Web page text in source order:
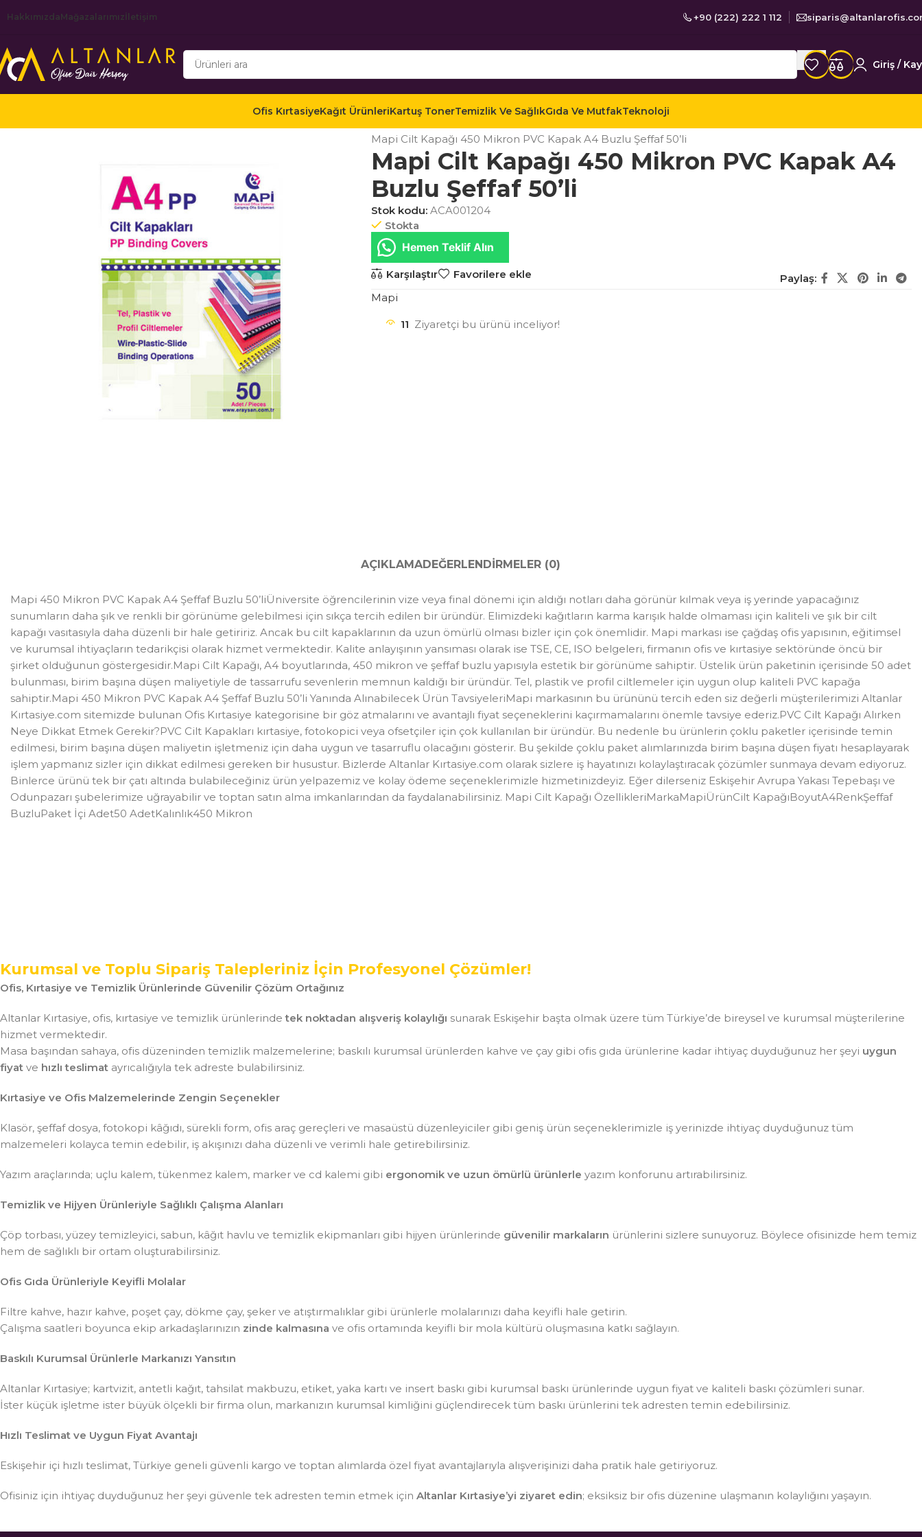
HakkımızdaMağazalarımız İletişim +90 (222) 222 1 112
Giriş /
Ofis KırtasiyeKağıt ÜrünleriKartuş TonerTemizlik Ve SağlıkGıda Ve MutfakTeknoloji
Mapi Cilt Kapağı 450 Mikron PVC Kapak A4 Buzlu Şeffaf 50’li
Mapi Cilt Kapağı 450 Mikron PVC Kapak A4
Buzlu Şeffaf 50’li
Stok kodu: ACA001204
Stokta
Hemen Teklif Alın
Karşılaştır Favorilere ekle
Paylaş:
Mapi
11 Ziyaretçi bu ürünü inceliyor!
AÇIKLAMADEĞERLENDIRMELER (0)
Mapi 450 Mikron PVC Kapak A4 Şeffaf Buzlu 50’liÜniversite öğrencilerinin vize veya final dönemi için aldığı notları daha görünür kılmak veya iş yerinde yapacağınız
sunumların daha şık ve renkli bir görünüme gelebilmesi için sıkça tercih edilen bir üründür. Elimizdeki kağıtların karma karışık halde olmaması için kaliteli ve şık bir cilt
kapağı vasıtasıyla daha düzenli bir hale getiririz. Ancak bu cilt kapaklarının da uzun ömürlü olması bizler için çok önemlidir. Mapi markası ise çağdaş ofis yapısının, eğitimsel
ve kurumsal ihtiyaçların tedarikçisi olarak hizmet vermektedir. Kalite anlayışının yansıması olarak ise TSE, CE, ISO belgeleri, firmanın ofis ve kırtasiye sektöründe öncü bir
şirket olduğunun göstergesidir.Mapi Cilt Kapağı, A4 boyutlarında, 450 mikron ve şeffaf buzlu yapısıyla estetik bir görünüme sahiptir. Üstelik ürün paketinin içerisinde 50 adet
bulunması, birim başına düşen maliyetiyle de tassarrufu sevenlerin memnun kaldığı bir üründür. Tel, plastik ve profil ciltlemeler için uygun olup kaliteli PVC kapağa
sahiptir.Mapi 450 Mikron PVC Kapak A4 Şeffaf Buzlu 50’li Yanında Alınabilecek Ürün TavsiyeleriMapi markasının bu ürününü tercih eden siz değerli müşterilerimizi Altanlar
Kırtasiye.com sitemizde bulunan Ofis Kırtasiye kategorisine bir göz atmalarını ve avantajlı fiyat seçeneklerini kaçırmamalarını önemle tavsiye ederiz.PVC Cilt Kapağı Alırken
Neye Dikkat Etmek Gerekir?PVC Cilt Kapakları kırtasiye, fotokopici veya ofsetçiler için çok kullanılan bir üründür. Bu nedenle bu ürünlerin çoklu paketler içerisinde temin
edilmesi, birim başına düşen maliyetin işletmeniz için daha uygun ve tasarruflu olacağını gösterir. Bu şekilde çoklu paket alımlarınızda birim başına düşen fiyatı hesaplayarak
işlem yapmanız sizler için dikkat edilmesi gereken bir husustur. Bizlerde Altanlar Kırtasiye.com olarak sizlere iş hayatınızı kolaylaştıracak çözümler sunmaya devam ediyoruz.
Binlerce ürünü tek bir çatı altında bulabileceğiniz ürün yelpazemiz ve kolay ödeme seçeneklerimizle hizmetinizdeyiz. Eğer dilerseniz Eskişehir Avrupa Yakası Tepebaşı ve
Odunpazarı şubelerimize uğrayabilir ve toptan satın alma imkanlarından da faydalanabilirsiniz. Mapi Cilt Kapağı ÖzellikleriMarkaMapiÜrünCilt KapağıBoyutA4RenkŞeffaf
BuzluPaket İçi Adet50 AdetKalınlık450 Mikron
Kurumsal ve Toplu Sipariş Talepleriniz İçin Profesyonel Çözümler!
Ofis, Kırtasiye ve Temizlik Ürünlerinde Güvenilir Çözüm Ortağınız
Altanlar Kırtasiye, ofis, kırtasiye ve temizlik ürünlerindetek noktadan alışveriş kolaylığı sunarak Eskişehir başta olmak üzere tüm Türkiye’de bireysel ve kurumsal müşterilerine
hizmet vermektedir.
Masa başından sahaya, ofis düzeninden temizlik malzemelerine; baskılı kurumsal ürünlerden kahve ve çay gibi ofis gıda ürünlerine kadar ihtiyaç duyduğunuz her şeyi uygun
fiyat ve hızlı teslimat ayrıcalığıyla tek adreste bulabilirsiniz.
Kırtasiye ve Ofis Malzemelerinde Zengin Seçenekler
Klasör, şeffaf dosya, fotokopi kâğıdı, sürekli form, ofis araç gereçleri ve masaüstü düzenleyiciler gibi geniş ürün seçeneklerimizle iş yerinizde ihtiyaç duyduğunuz tüm
malzemeleri kolayca temin edebilir, iş akışınızı daha düzenli ve verimli hale getirebilirsiniz.
Yazım araçlarında; uçlu kalem, tükenmez kalem, marker ve cd kalemi gibi ergonomik ve uzun ömürlü ürünlerle yazım konforunu artırabilirsiniz.
Temizlik ve Hijyen Ürünleriyle Sağlıklı Çalışma Alanları
Çöp torbası, yüzey temizleyici, sabun, kâğıt havlu ve temizlik ekipmanları gibi hijyen ürünlerinde güvenilir markaların ürünlerini sizlere sunuyoruz. Böylece ofisinizde hem temiz
hem de sağlıklı bir ortam oluşturabilirsiniz.
Ofis Gıda Ürünleriyle Keyifli Molalar
Filtre kahve, hazır kahve, poşet çay, dökme çay, şeker ve atıştırmalıklar gibi ürünlerle molalarınızı daha keyifli hale getirin.
Çalışma saatleri boyunca ekip arkadaşlarınızın zinde kalmasına ve ofis ortamında keyifli bir mola kültürü oluşmasına katkı sağlayın.
Baskılı Kurumsal Ürünlerle Markanızı Yansıtın
Altanlar Kırtasiye; kartvizit, antetli kağıt, tahsilat makbuzu, etiket, yaka kartı ve insert baskı gibi kurumsal baskı ürünlerinde uygun fiyat ve kaliteli baskı çözümleri sunar.
İster küçük işletme ister büyük ölçekli bir firma olun, markanızın kurumsal kimliğini güçlendirecek tüm baskı ürünlerini tek adresten temin edebilirsiniz.
Hızlı Teslimat ve Uygun Fiyat Avantajı
Eskişehir içi hızlı teslimat, Türkiye geneli güvenli kargo ve toptan alımlarda özel fiyat avantajlarıyla alışverişinizi daha pratik hale getiriyoruz.
Ofisiniz için ihtiyaç duyduğunuz her şeyi güvenle tek adresten temin etmek için Altanlar Kırtasiye’yi ziyaret edin; eksiksiz bir ofis düzenine ulaşmanın kolaylığını yaşayın.